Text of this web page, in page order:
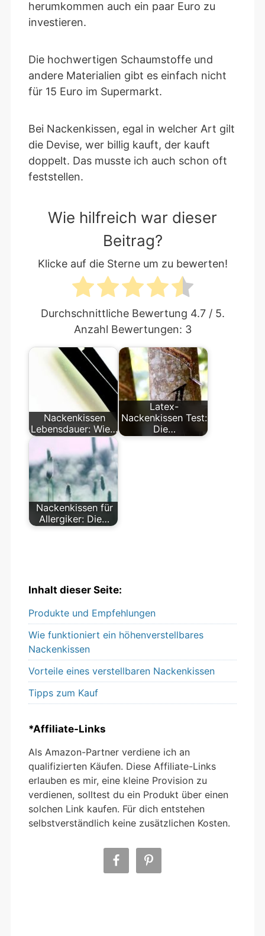
herumkommen auch ein paar Euro zu
investieren.
Die hochwertigen Schaumstoffe und
andere Materialien gibt es einfach nicht
für 15 Euro im Supermarkt.
Bei Nackenkissen, egal in welcher Art gilt
die Devise, wer billig kauft, der kauft
doppelt. Das musste ich auch schon oft
feststellen.
Wie hilfreich war dieser
Beitrag?
Klicke auf die Sterne um zu bewerten!
Durchschnittliche Bewertung 4.7/ 5.
Anzahl Bewertungen: 3
Nackenkissen
Lebensdauer: Wie…
Latex-
Nackenkissen Test:
Die…
Nackenkissen für
Allergiker: Die…
Inhalt dieser Seite:
Produkte und Empfehlungen
Wie funktioniert ein höhenverstellbares
Nackenkissen
Vorteile eines verstellbaren Nackenkissen
Tipps zum Kauf
*Affiliate-Links
Als Amazon-Partner verdiene ich an
qualifizierten Käufen. Diese Affiliate-Links
erlauben es mir, eine kleine Provision zu
verdienen, solltest du ein Produkt über einen
solchen Link kaufen. Für dich entstehen
selbstverständlich keine zusätzlichen Kosten.